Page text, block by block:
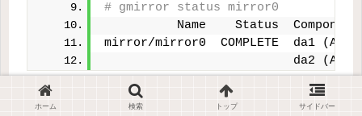
# gmirror status mirror0
Name    Status
mirror/mirror0  COMPLETE  da1
da2
ホーム 検索 トップ サイドバー